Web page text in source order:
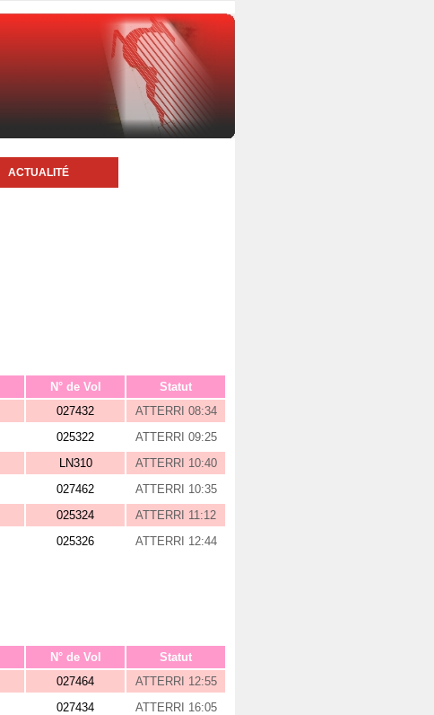
ACTUALITÉ
N° de Vol
Statut
027432
ATTERRI 08:34
025322
ATTERRI 09:25
LN310
ATTERRI 10:40
027462
ATTERRI 10:35
025324
ATTERRI 11:12
025326 ATTERRI 12:44
N° de Vol
Statut
027464
ATTERRI 12:55
027434
ATTERRI 16:05